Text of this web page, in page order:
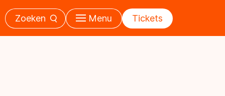
Zoeken Menu Tickets